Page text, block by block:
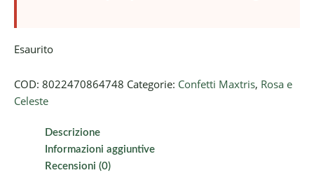
Esaurito
COD: 8022470864748 Categorie: Confetti Maxtris, Rosa e
Celeste
Descrizione
Informazioni aggiuntive
Recensioni (0)